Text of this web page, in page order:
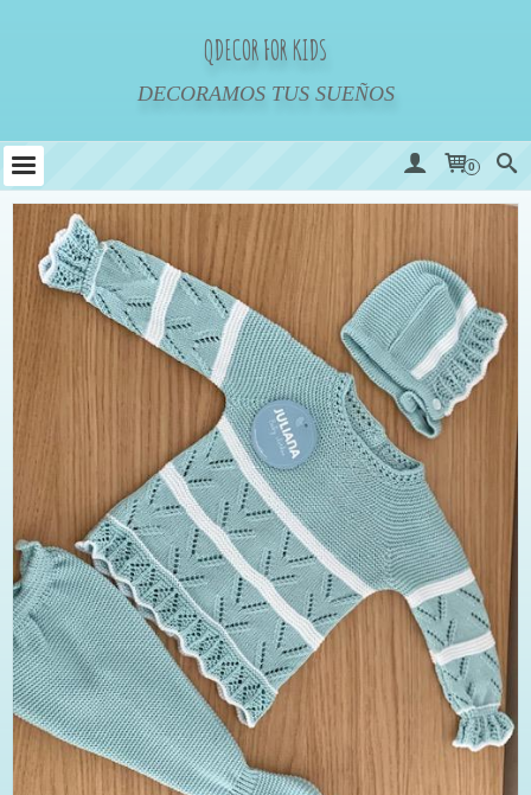
QDECOR FOR KIDS
DECORAMOS TUS SUEÑOS
0